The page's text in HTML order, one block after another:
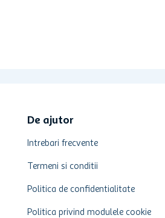
De ajutor
Intrebari frecvente
Termeni si conditii
Politica de confidentialitate
Politica privind modulele cookie